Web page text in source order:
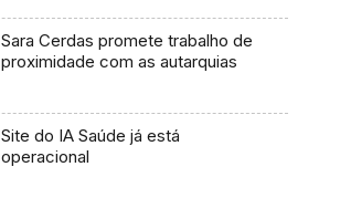
Sara Cerdas promete trabalho de
proximidade com as autarquias
Site do IA Saúde já está
operacional